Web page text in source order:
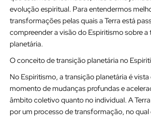
evolução espiritual. Para entendermos
transformações pelas quais a Terra está
compreender a visão do Espiritismo sobre a
planetária.
O conceito de transição planetária no
No Espiritismo, a transição planetária é
momento de mudanças profundas e
âmbito coletivo quanto no individual. A
por um processo de transformação, no